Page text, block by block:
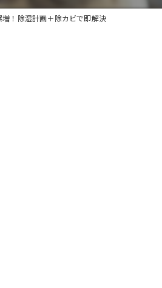
！除湿計画＋除カビで即解決